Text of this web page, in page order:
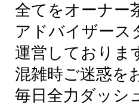
全てをオーナー
アドバイザース
運営しておりま
混雑時ご迷惑を
毎日全力ダッシ